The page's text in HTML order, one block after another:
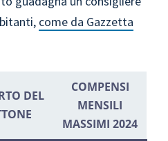
come da Gazzetta
DEL
COMPENSI
MENSILI
MASSIMI 2024